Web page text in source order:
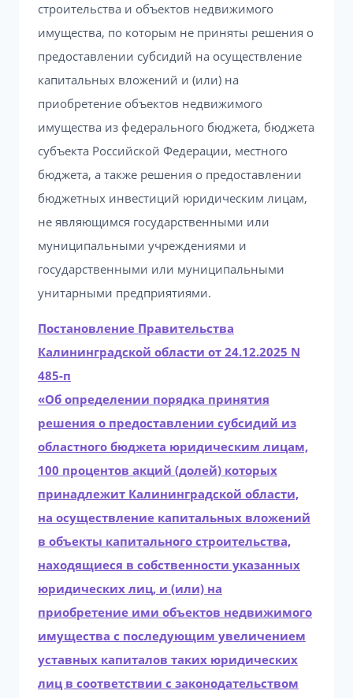
строительства и объектов недвижимого
имущества, по которым не приняты решения о
предоставлении субсидий на осуществление
капитальных вложений и (или) на
приобретение объектов недвижимого
имущества из федерального бюджета, бюджета
субъекта Российской Федерации, местного
бюджета, а также решения о предоставлении
бюджетных инвестиций юридическим лицам,
не являющимся государственными или
муниципальными учреждениями и
государственными или муниципальными
унитарными предприятиями.
Постановление Правительства
Калининградской области от 24.12.2025 N
485-п
«Об определении порядка принятия
решения о предоставлении субсидий из
областного бюджета юридическим лицам,
100 процентов акций (долей) которых
принадлежит Калининградской области,
на осуществление капитальных вложений
в объекты капитального строительства,
находящиеся в собственности указанных
юридических лиц, и (или) на
приобретение ими объектов недвижимого
имущества с последующим увеличением
уставных капиталов таких юридических
лиц в соответствии с законодательством